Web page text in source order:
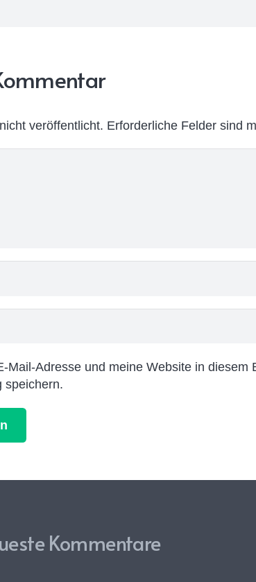
veröffentlicht. Erforderliche Felder sind
Mail-Adresse und meine Website in diesem
speichern.
Kommentare